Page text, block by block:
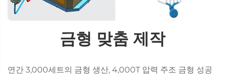
금형 맞춤 제작
연간 3,000세트의 금형 생산, 4,000T 압력 주조 금형 성공